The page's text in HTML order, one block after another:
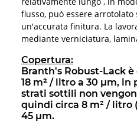
flusso, può essere
un'accurata finitura. La
mediante verniciatura,
Copertura:
Branth's Robust-Lack è
18 m² / litro a 30 µm,
strati sottili non
quindi circa 8 m² / litro
45 µm.